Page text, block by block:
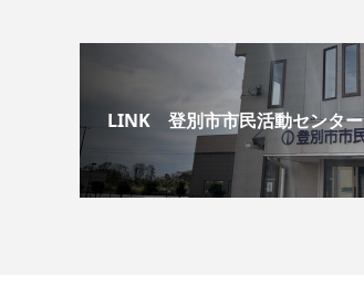
LINK 登別市市民活動センター